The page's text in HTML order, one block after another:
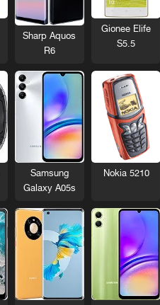
Gionee Elife
S5.5
Sharp Aquos
R6
Nokia 5210
Samsung
Galaxy A05s